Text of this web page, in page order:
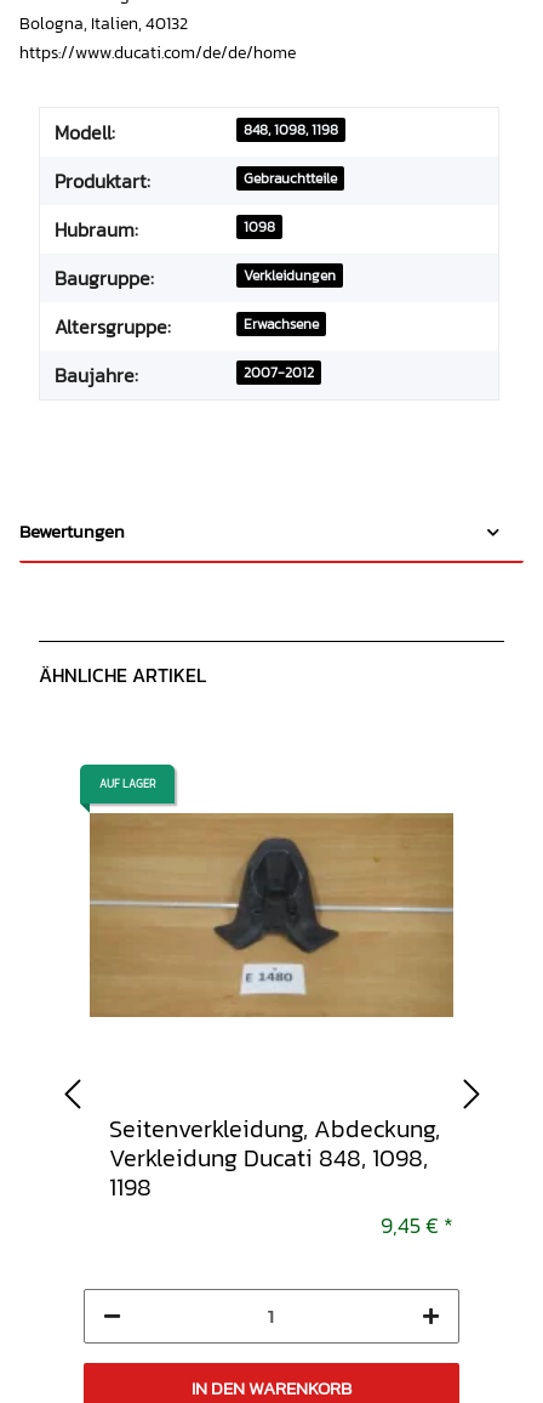
Bologna, Italien, 40132
https://www.ducati.com/de/de/home
Modell: 848, 1098, 1198
Produktart: Gebrauchtteile
Hubraum: 1098
Baugruppe: Verkleidungen
Altersgruppe: Erwachsene
Baujahre: 2007-2012
Bewertungen
ÄHNLICHE ARTIKEL
AUF LAGER
Seitenverkleidung, Abdeckung,
Verkleidung Ducati 848, 1098,
1198
9,45 € *
IN DEN WARENKORB